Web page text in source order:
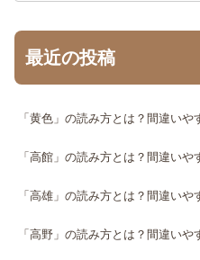
最近の投稿
「黄色」の読み方とは？間違い
「高館」の読み方とは？間違い
「高雄」の読み方とは？間違い
「高野」の読み方とは？間違い